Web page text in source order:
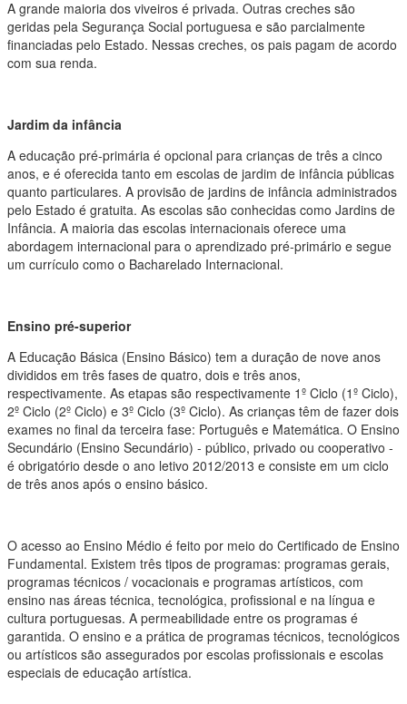
A grande maioria dos viveiros é privada. Outras creches são
geridas pela Segurança Social portuguesa e são parcialmente
financiadas pelo Estado. Nessas creches, os pais pagam de acordo
com sua renda.
Jardim da infância
A educação pré-primária é opcional para crianças de três a cinco
anos, e é oferecida tanto em escolas de jardim de infância públicas
quanto particulares. A provisão de jardins de infância administrados
pelo Estado é gratuita. As escolas são conhecidas como Jardins de
Infância. A maioria das escolas internacionais oferece uma
abordagem internacional para o aprendizado pré-primário e segue
um currículo como o Bacharelado Internacional.
Ensino pré-superior
A Educação Básica (Ensino Básico) tem a duração de nove anos
divididos em três fases de quatro, dois e três anos,
respectivamente. As etapas são respectivamente 1º Ciclo (1º Ciclo),
2º Ciclo (2º Ciclo) e 3º Ciclo (3º Ciclo). As crianças têm de fazer dois
exames no final da terceira fase: Português e Matemática. O Ensino
Secundário (Ensino Secundário) - público, privado ou cooperativo -
é obrigatório desde o ano letivo 2012/2013 e consiste em um ciclo
de três anos após o ensino básico.
O acesso ao Ensino Médio é feito por meio do Certificado de Ensino
Fundamental. Existem três tipos de programas: programas gerais,
programas técnicos / vocacionais e programas artísticos, com
ensino nas áreas técnica, tecnológica, profissional e na língua e
cultura portuguesas. A permeabilidade entre os programas é
garantida. O ensino e a prática de programas técnicos, tecnológicos
ou artísticos são assegurados por escolas profissionais e escolas
especiais de educação artística.